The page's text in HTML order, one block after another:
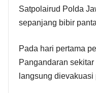
Satpolairud Polda
sepanjang bibir
Pada hari pertama
Pangandaran
langsung dievakuasi